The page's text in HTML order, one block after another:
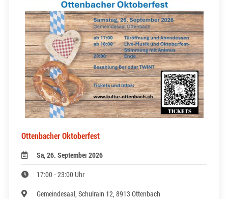
Ottenbacher Oktoberfest
Sa, 26. September 2026
17:00 - 23:00 Uhr
Gemeindesaal, Schulrain 12, 8913 Ottenbach